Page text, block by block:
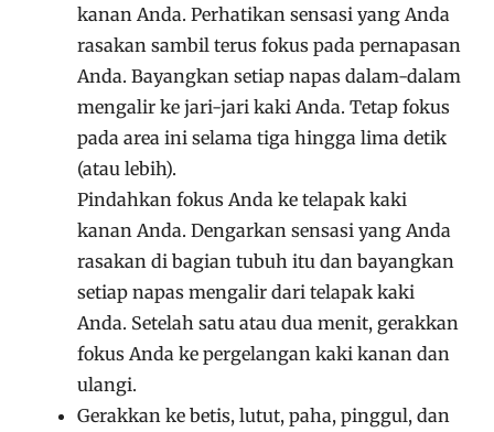
kanan Anda. Perhatikan sensasi yang Anda
rasakan sambil terus fokus pada pernapasan
Anda. Bayangkan setiap napas dalam-dalam
mengalir ke jari-jari kaki Anda. Tetap fokus
pada area ini selama tiga hingga lima detik
(atau lebih).
Pindahkan fokus Anda ke telapak kaki
kanan Anda. Dengarkan sensasi yang Anda
rasakan di bagian tubuh itu dan bayangkan
setiap napas mengalir dari telapak kaki
Anda. Setelah satu atau dua menit, gerakkan
fokus Anda ke pergelangan kaki kanan dan
ulangi.
Gerakkan ke betis, lutut, paha, pinggul, dan